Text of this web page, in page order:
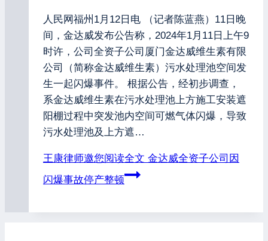
人民网福州1月12日电 （记者陈蓝燕）11日晚
间，金达威发布公告称，2024年1月11日上午9
时许，公司全资子公司厦门金达威维生素有限
公司（简称金达威维生素）污水处理池空间发
生一起闪爆事件。 根据公告，经初步调查，
系金达威维生素在污水处理池上方施工安装遮
阳棚过程中突发池内空间可燃气体闪爆，导致
污水处理池及上方遮…
王康律师邀您阅读全文 金达威全资子公司因
闪爆事故停产整顿